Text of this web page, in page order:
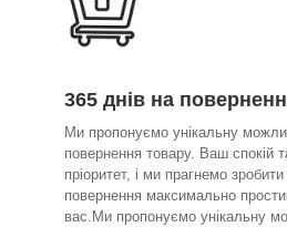
365 днів на
Ми пропонуємо унікальну
повернення товару. Ваш спокій
пріоритет, і ми прагнемо
повернення максимально
вас.Ми пропонуємо унікальну